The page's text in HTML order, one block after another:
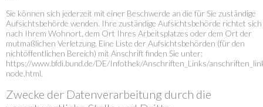
Sie können sich jederzeit mit einer Beschwerde an die für Sie zuständige
Aufsichtsbehörde wenden. Ihre zuständige Aufsichtsbehörde richtet sich
nach Ihrem Wohnort, dem Ort Ihres Arbeitsplatzes oder dem Ort der
mutmaßlichen Verletzung. Eine Liste der Aufsichtsbehörden (für den
nichtöffentlichen Bereich) mit Anschrift finden Sie unter:
https://www.bfdi.bund.de/DE/Infothek/Anschriften_Links/
node.html.
Zwecke der Datenverarbeitung durch die